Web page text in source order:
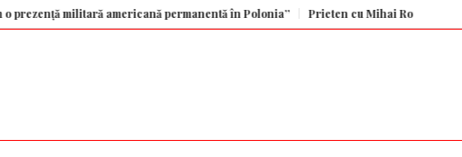
militară americană permanentă în Polonia” Prieten cu Mihai Rotaru, Gică